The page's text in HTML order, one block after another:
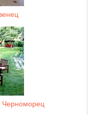
Черноморец